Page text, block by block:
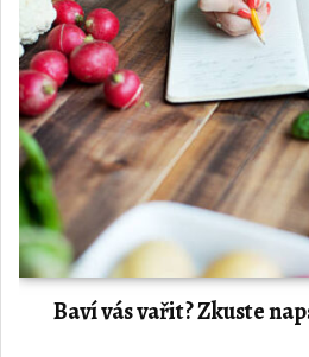
Baví vás vařit? Zkuste